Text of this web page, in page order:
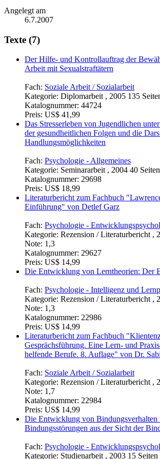
Angelegt am
6.7.2007
Texte (7)
Der Hilfe- und Kontrollauftrag der
Arbeit mit Sexualstraftätern
Fach: Soziale Arbeit / Sozialarbeit
Kategorie: Diplomarbeit , 2005 135
Katalognummer: 44724
Preis: US$ 41,99
Das Stresserleben von Jugendlichen
der gesundheitlichen Folgen und die
Handlungsmöglichkeiten
Fach: Psychologie - Allgemeines
Kategorie: Seminararbeit , 2004 40
Katalognummer: 29698
Preis: US$ 18,99
Literaturbericht zum Fachbuch
Einführung" von Detlef Garz
Fach: Psychologie -
Kategorie: Rezension / Literaturbericht ,
Note: 1,3
Katalognummer: 29627
Preis: US$ 14,99
Die Entwicklung von Lerntheorien: Der
Fach: Psychologie - Intelligenz und
Kategorie: Rezension / Literaturbericht ,
Note: 1,3
Katalognummer: 22986
Preis: US$ 14,99
Literaturbericht zum Fachbuch
Gesprächsführung. Eine Lern- und
helfende Berufe. 8. Auflage" von Dr.
Fach: Soziale Arbeit / Sozialarbeit
Kategorie: Rezension / Literaturbericht ,
Note: 1,7
Katalognummer: 22984
Preis: US$ 14,99
Die Entwicklung von Bindungsverhalten
Bindungsstörungen aus der Sicht der
Fach: Psychologie -
Kategorie: Studienarbeit , 2003 15 Seiten